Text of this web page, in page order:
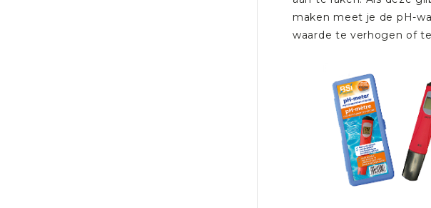
maken meet je de pH-
waarde te verhogen of